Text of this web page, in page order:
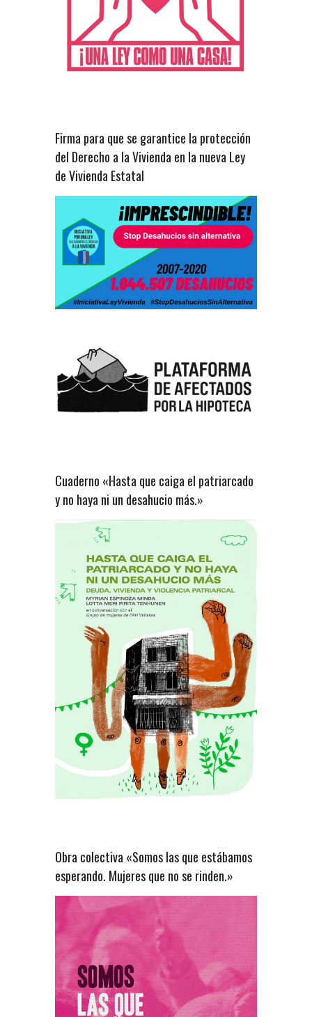
Firma para que se garantice la protección
del Derecho a la Vivienda en la nueva Ley
de Vivienda Estatal
Cuaderno «Hasta que caiga el patriarcado
y no haya ni un desahucio más.»
Obra colectiva «Somos las que estábamos
esperando. Mujeres que no se rinden.»